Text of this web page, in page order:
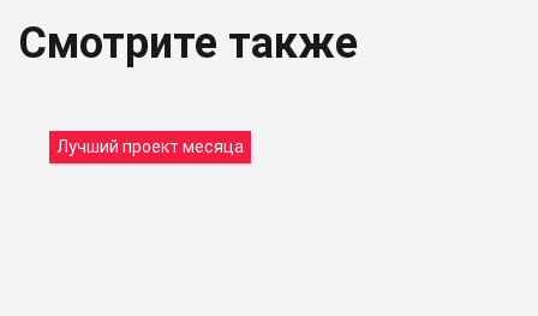
Смотрите также
Лучший проект месяца